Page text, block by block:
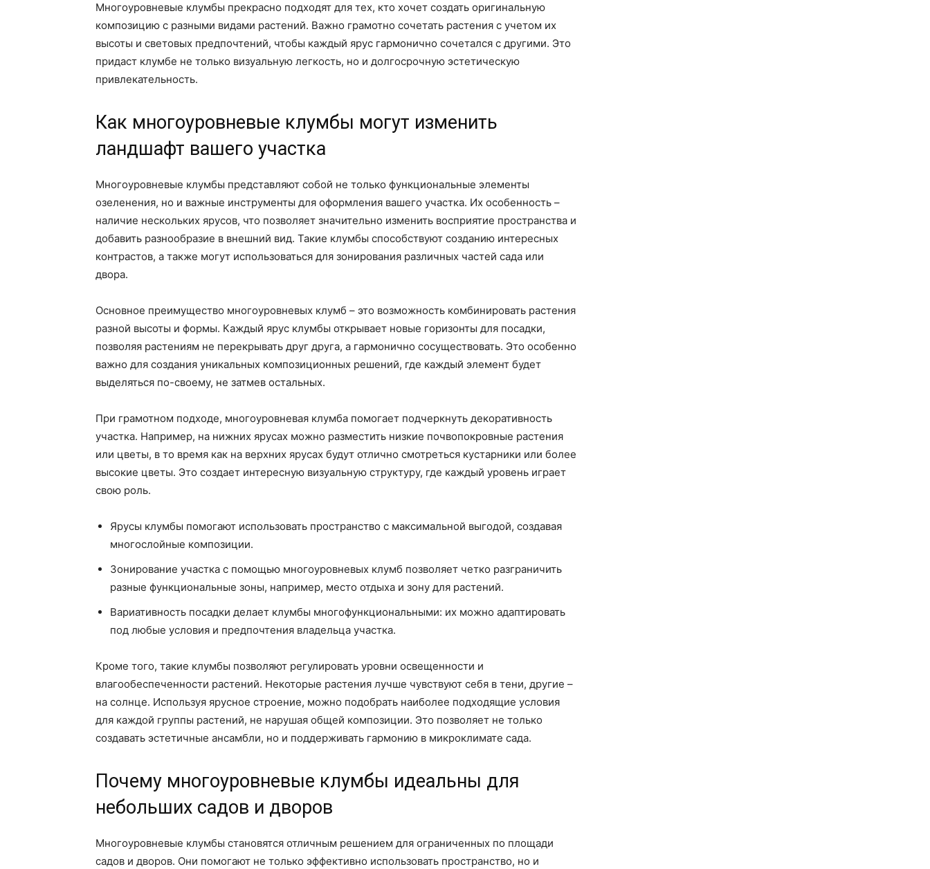
Многоуровневые клумбы прекрасно подходят для тех, кто хочет создать оригинальную
композицию с разными видами растений. Важно грамотно сочетать растения с учетом их
высоты и световых предпочтений, чтобы каждый ярус гармонично сочетался с другими. Это
придаст клумбе не только визуальную легкость, но и долгосрочную эстетическую
привлекательность.
Как многоуровневые клумбы могут изменить
ландшафт вашего участка
Многоуровневые клумбы представляют собой не только функциональные элементы
озеленения, но и важные инструменты для оформления вашего участка. Их особенность –
наличие нескольких ярусов, что позволяет значительно изменить восприятие пространства и
добавить разнообразие в внешний вид. Такие клумбы способствуют созданию интересных
контрастов, а также могут использоваться для зонирования различных частей сада или
двора.
Основное преимущество многоуровневых клумб – это возможность комбинировать растения
разной высоты и формы. Каждый ярус клумбы открывает новые горизонты для посадки,
позволяя растениям не перекрывать друг друга, а гармонично сосуществовать. Это особенно
важно для создания уникальных композиционных решений, где каждый элемент будет
выделяться по-своему, не затмев остальных.
При грамотном подходе, многоуровневая клумба помогает подчеркнуть декоративность
участка. Например, на нижних ярусах можно разместить низкие почвопокровные растения
или цветы, в то время как на верхних ярусах будут отлично смотреться кустарники или более
высокие цветы. Это создает интересную визуальную структуру, где каждый уровень играет
свою роль.
Ярусы клумбы помогают использовать пространство с максимальной выгодой, создавая
многослойные композиции.
Зонирование участка с помощью многоуровневых клумб позволяет четко разграничить
разные функциональные зоны, например, место отдыха и зону для растений.
Вариативность посадки делает клумбы многофункциональными: их можно адаптировать
под любые условия и предпочтения владельца участка.
Кроме того, такие клумбы позволяют регулировать уровни освещенности и
влагообеспеченности растений. Некоторые растения лучше чувствуют себя в тени, другие –
на солнце. Используя ярусное строение, можно подобрать наиболее подходящие условия
для каждой группы растений, не нарушая общей композиции. Это позволяет не только
создавать эстетичные ансамбли, но и поддерживать гармонию в микроклимате сада.
Почему многоуровневые клумбы идеальны для
небольших садов и дворов
Многоуровневые клумбы становятся отличным решением для ограниченных по площади
садов и дворов. Они помогают не только эффективно использовать пространство, но и